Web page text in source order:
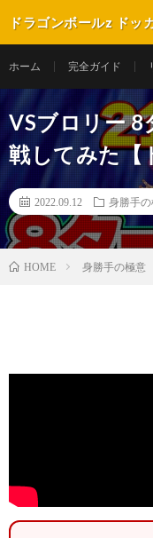
ドラゴンボールz ドッ
ホーム 完全ガイド
VSブロリー
戦してみた【
2022.09.12 身勝手の
HOME 身勝手の極意